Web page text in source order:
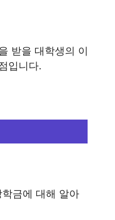
받을 대학생의 이
입니다.
금에 대해 알아